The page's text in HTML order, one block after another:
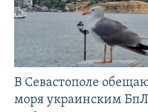
В Севастополе
моря украинским